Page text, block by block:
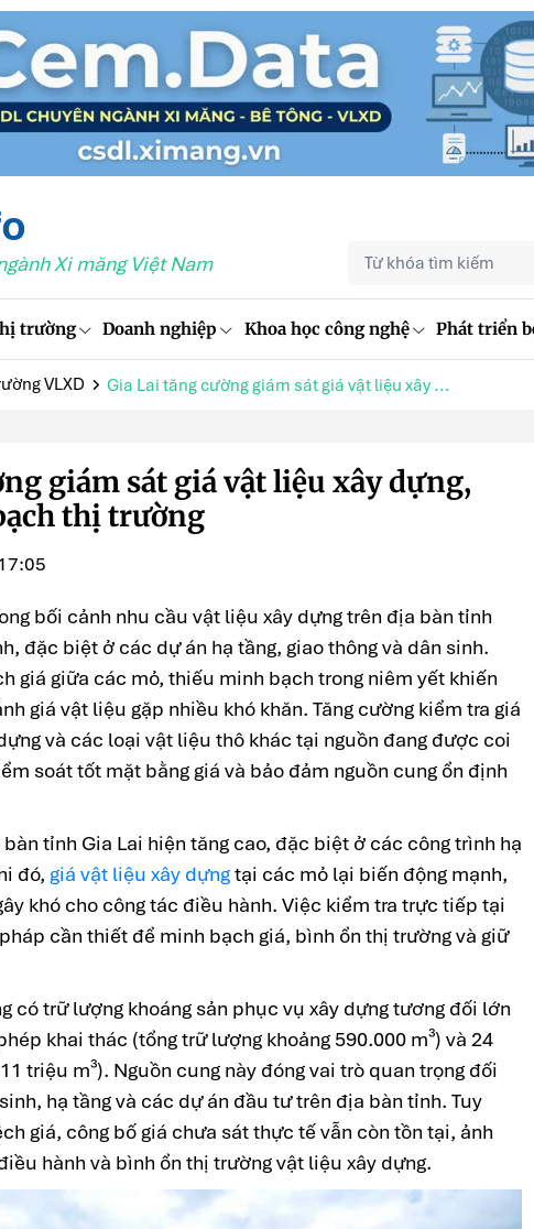
Xi măng Việt Nam
trường Doanh nghiệp Khoa học công nghệ Phát triển
VLXD Gia Lai tăng cường giám sát giá vật liệu xây ...
giám sát giá vật liệu xây dựng,
thị trường
bối cảnh nhu cầu vật liệu xây dựng trên địa bàn tỉnh
đặc biệt ở các dự án hạ tầng, giao thông và dân sinh.
giá giữa các mỏ, thiếu minh bạch trong niêm yết khiến
giá vật liệu gặp nhiều khó khăn. Tăng cường kiểm tra giá
và các loại vật liệu thô khác tại nguồn đang được coi
soát tốt mặt bằng giá và bảo đảm nguồn cung ổn định
tỉnh Gia Lai hiện tăng cao, đặc biệt ở các công trình hạ
đó, giá vật liệu xây dựngtại các mỏ lại biến động mạnh,
khó cho công tác điều hành. Việc kiểm tra trực tiếp tại
cần thiết để minh bạch giá, bình ổn thị trường và giữ
có trữ lượng khoáng sản phục vụ xây dựng tương đối lớn
khai thác (tổng trữ lượng khoảng 590.000 m³) và 24
triệu m³). Nguồn cung này đóng vai trò quan trọng đối
hạ tầng và các dự án đầu tư trên địa bàn tỉnh. Tuy
giá, công bố giá chưa sát thực tế vẫn còn tồn tại, ảnh
hành và bình ổn thị trường vật liệu xây dựng.